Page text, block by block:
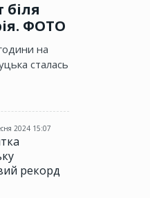
біля
ФОТО
на
сталась
2024 15:07
рекорд